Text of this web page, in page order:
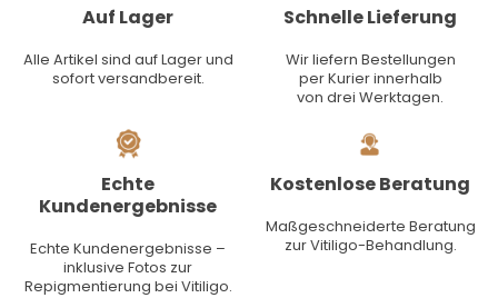
Auf Lager
Alle Artikel sind auf Lager und
sofort versandbereit.
Schnelle Lieferung
Wir liefern Bestellungen
per Kurier innerhalb
von drei Werktagen.
Echte
Kundenergebnisse
Echte Kundenergebnisse –
inklusive Fotos zur
Repigmentierung bei Vitiligo.
Kostenlose Beratung
Maßgeschneiderte Beratung
zur Vitiligo-Behandlung.